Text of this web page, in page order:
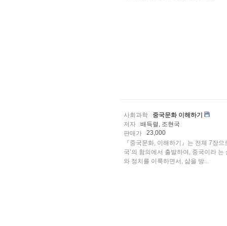
사회과학
중국문화 이해하기
저자
배득렬, 조현국
판매가
23,000
『중국문화, 이해하기』는 전체 7장
국’의 함의에서 출발하여, 중국이라
와 정치를 이룩하면서, 삶을 방...